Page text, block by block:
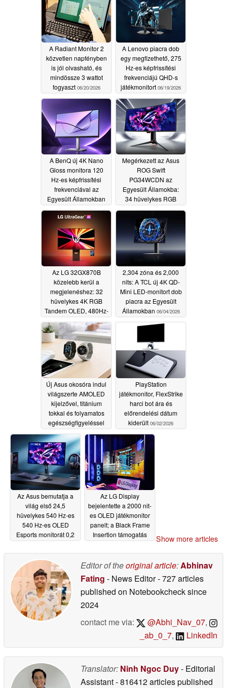
A Radiant Monitor 2
közvetlen napfényben
is jól olvasható, és
mindössze 3 wattot
fogyaszt 06/20/2026
A Lenovo piacra dob
egy megfizethető, 275
Hz-es képfrissítési
frekvenciájú QHD-s
játékmonitort 06/19/2026
A BenQ új 4K Nano
Gloss monitora 120
Hz-es képfrissítési
frekvenciával az
Egyesült Államokban
kerül forgalomba
06/10/2026
Megérkezett az Asus
ROG Swift
PG34WCDN az
Egyesült Államokba:
34 hüvelykes RGB
csíkos tandem OLED
360 Hz-es
frekvenciával06/10/2026
Az LG 32GX870B
közelebb kerül a
megjelenéshez: 32
hüvelykes 4K RGB
Tandem OLED, 480Hz-
es üzemmód és AI
Upscaling06/05/2026
2,304 zóna és 2,000
nits: A TCL új 4K QD-
Mini LED-monitort dob
piacra az Egyesült
Államokban 06/04/2026
Új Asus okosóra indul
világszerte AMOLED
kijelzővel, titánium
tokkal és folyamatos
egészségfigyeléssel
06/03/2026
PlayStation
játékmonitor, FlexStrike
harci bot ára és
előrendelési dátum
kiderült 06/02/2026
Az Asus bemutatja a
világ első 24,5
hüvelykes 540 Hz-es
540 Hz-es OLED
Esports monitorát 0,2
Az LG Display
bejelentette a 2000 nit-
es OLED játékmonitor
panelt; a Black Frame
Insertion támogatás
Show more articles
Editor of theoriginal article:Abhinav
Fating - News Editor- 727 articles
published on Notebookchecksince
2024
contact me via:
@Abhi_Nav_07,
_ab_0_7, LinkedIn
Translator: Ninh Ngoc Duy- Editorial
Assistant- 816412 articles published